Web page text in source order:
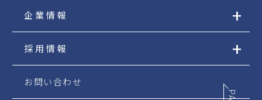
企業情報
採用情報
お問い合わせ